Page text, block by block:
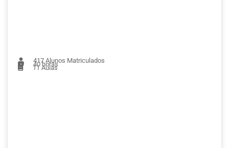
417 Alunos Matriculados
40 horas
11Aulas